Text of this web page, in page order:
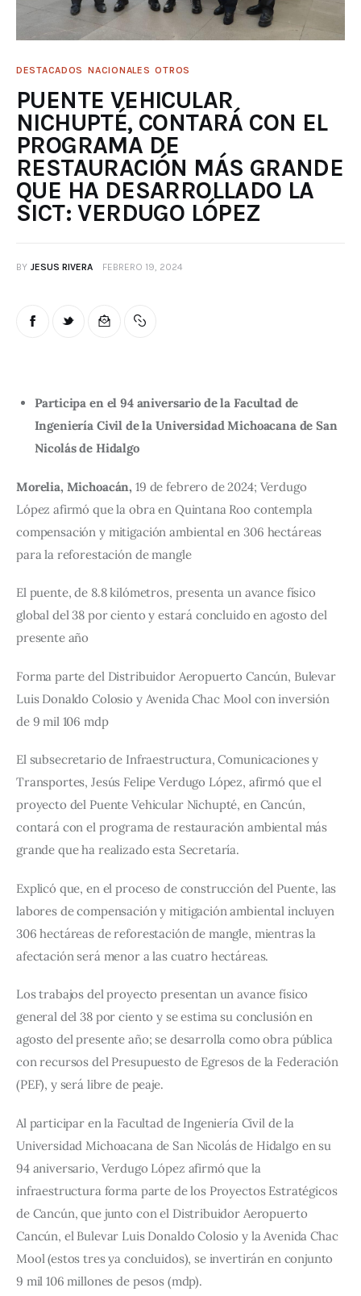
DESTACADOS NACIONALES OTROS
PUENTE VEHICULAR
NICHUPTÉ, CONTARÁ CON EL
PROGRAMA DE
RESTAURACIÓN MÁS GRANDE
QUE HA DESARROLLADO LA
SICT: VERDUGO LÓPEZ
BY JESUS RIVERA FEBRERO 19, 2024
Participa en el 94 aniversario de la Facultad de
Ingeniería Civil de la Universidad Michoacana de San
Nicolás de Hidalgo
Morelia, Michoacán, 19 de febrero de 2024; Verdugo
López afirmó que la obra en Quintana Roo contempla
compensación y mitigación ambiental en 306 hectáreas
para la reforestación de mangle
El puente, de 8.8 kilómetros, presenta un avance físico
global del 38 por ciento y estará concluido en agosto del
presente año
Forma parte del Distribuidor Aeropuerto Cancún, Bulevar
Luis Donaldo Colosio y Avenida Chac Mool con inversión
de 9 mil 106 mdp
El subsecretario de Infraestructura, Comunicaciones y
Transportes, Jesús Felipe Verdugo López, afirmó que el
proyecto del Puente Vehicular Nichupté, en Cancún,
contará con el programa de restauración ambiental más
grande que ha realizado esta Secretaría.
Explicó que, en el proceso de construcción del Puente, las
labores de compensación y mitigación ambiental incluyen
306 hectáreas de reforestación de mangle, mientras la
afectación será menor a las cuatro hectáreas.
Los trabajos del proyecto presentan un avance físico
general del 38 por ciento y se estima su conclusión en
agosto del presente año; se desarrolla como obra pública
con recursos del Presupuesto de Egresos de la Federación
(PEF), y será libre de peaje.
Al participar en la Facultad de Ingeniería Civil de la
Universidad Michoacana de San Nicolás de Hidalgo en su
94 aniversario, Verdugo López afirmó que la
infraestructura forma parte de los Proyectos Estratégicos
de Cancún, que junto con el Distribuidor Aeropuerto
Cancún, el Bulevar Luis Donaldo Colosio y la Avenida Chac
Mool (estos tres ya concluidos), se invertirán en conjunto
9 mil 106 millones de pesos (mdp).